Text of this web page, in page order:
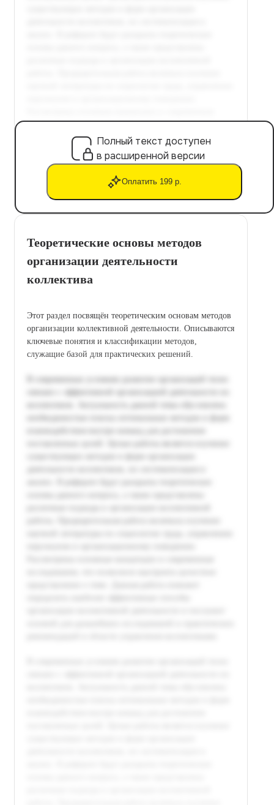
Полный текст доступен
в расширенной версии
Оплатить 199 р.
Теоретические основы методов
организации деятельности
коллектива
Этот раздел посвящён теоретическим основам методов
организации коллективной деятельности. Описываются
ключевые понятия и классификации методов,
служащие базой для практических решений.